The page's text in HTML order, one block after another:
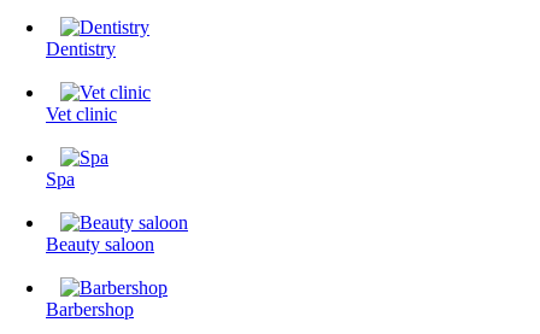
Dentistry
Vet clinic
Spa
Beauty saloon
Barbershop